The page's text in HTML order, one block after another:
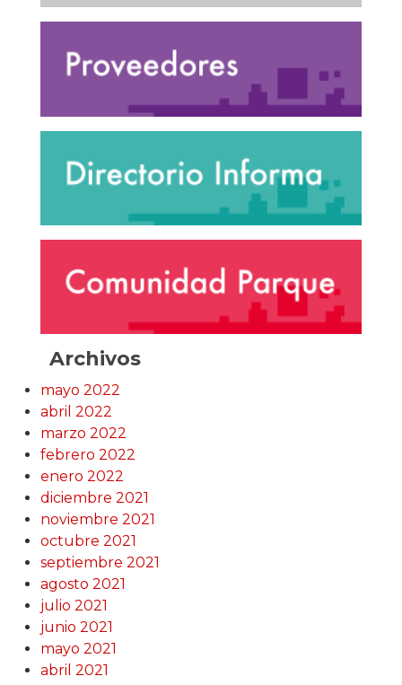
Archivos
mayo 2022
abril 2022
marzo 2022
febrero 2022
enero 2022
diciembre 2021
noviembre 2021
octubre 2021
septiembre 2021
agosto 2021
julio 2021
junio 2021
mayo 2021
abril 2021